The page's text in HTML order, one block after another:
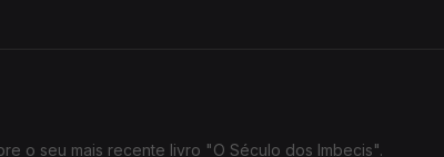
o seu mais recente livro "O Século dos Imbecis".